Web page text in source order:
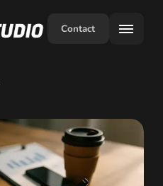
Contact